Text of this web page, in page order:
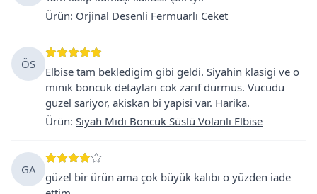
Ürün: Orjinal Desenli Fermuarlı Ceket
ÖS
Elbise tam bekledigim gibi geldi. Siyahin klasigi ve o
minik boncuk detaylari cok zarif durmus. Vucudu
guzel sariyor, akiskan bi yapisi var. Harika.
Ürün: Siyah Midi Boncuk Süslü Volanlı Elbise
GA
güzel bir ürün ama çok büyük kalıbı o yüzden iade